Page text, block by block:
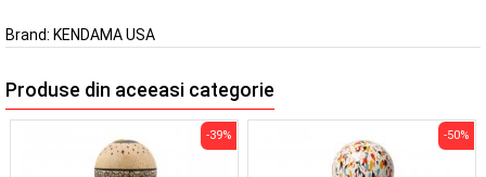
Brand: KENDAMA USA
Produse din aceeasi categorie
-39% -50%